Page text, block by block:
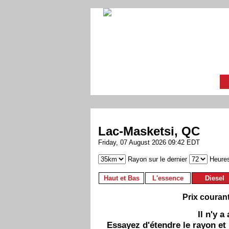
Lac-Masketsi, QC
Friday, 07 August 2026 09:42 EDT
Rayon sur le dernier
Haut et Bas L'essence Diesel
Prix
Il n'y a
Essayez d'étendre le rayon